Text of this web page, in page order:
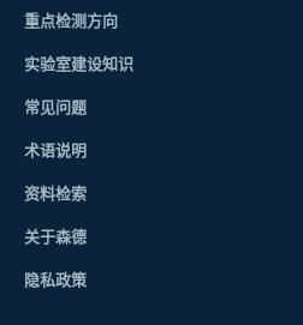
重点检测方向
实验室建设知识
常见问题
术语说明
资料检索
关于森德
隐私政策